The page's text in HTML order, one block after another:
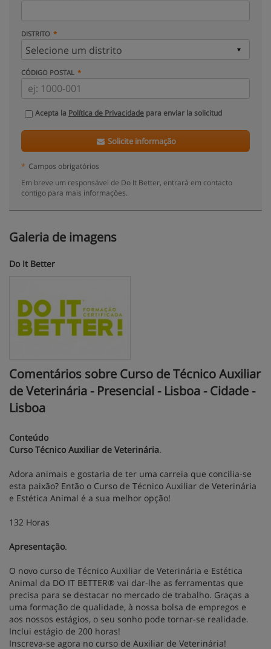
DISTRITO
CÓDIGO POSTAL
Acepta la Política de Privacidade para enviar la solicitud
Solicite informação
* Campos obrigatórios
Em breve um responsável de Do It Better, entrará em contacto
contigo para mais informações.
Galeria de imagens
Do It Better
Comentários sobre Curso de Técnico Auxiliar
de Veterinária - Presencial - Lisboa - Cidade -
Lisboa
Conteúdo
Curso Técnico Auxiliar de Veterinária.
Adora animais e gostaria de ter uma carreia que concilia-se
esta paixão? Então o Curso de Técnico Auxiliar de Veterinária
e Estética Animal é a sua melhor opção!
132 Horas
Apresentação.
O novo curso de Técnico Auxiliar de Veterinária e Estética
Animal da DO IT BETTER® vai dar-lhe as ferramentas que
precisa para se destacar no mercado de trabalho. Graças a
uma formação de qualidade, à nossa bolsa de empregos e
aos nossos estágios, o seu sonho pode tornar-se realidade.
Inclui estágio de 200 horas!
Inscreva-se agora no curso de Auxiliar de Veterinária!